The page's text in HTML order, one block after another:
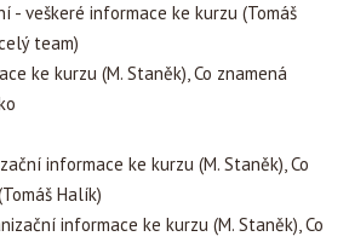
- veškeré informace ke kurzu (Tomáš
team)
ke kurzu (M. Staněk), Co znamená
informace ke kurzu (M. Staněk), Co
Halík)
informace ke kurzu (M. Staněk), Co